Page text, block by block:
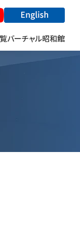
バーチャル昭和館